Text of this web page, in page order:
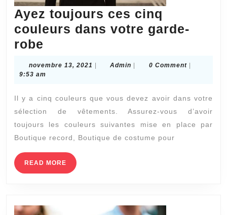
Ayez toujours ces cinq
couleurs dans votre garde-
robe
ces
couleurs
dans
votre
garde-
robe
novembre 13, 2021 novembre
Admin Admin0 Comment
9:53 am
Il y a cinq couleurs que vous devez avoir dans votre
sélection de vêtements. Assurez-vous d’avoir
toujours les couleurs suivantes mise en place par
Boutique record, Boutique de costume pour
READ MORE READ
MORE